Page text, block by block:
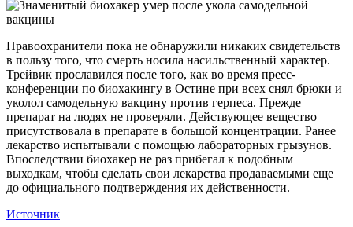
Правоохранители пока не обнаружили никаких свидетельств
в пользу того, что смерть носила насильственный характер.
Трейвик прославился после того, как во время пресс-
конференции по биохакингу в Остине при всех снял брюки и
уколол самодельную вакцину против герпеса. Прежде
препарат на людях не проверяли. Действующее вещество
присутствовала в препарате в большой концентрации. Ранее
лекарство испытывали с помощью лабораторных грызунов.
Впоследствии биохакер не раз прибегал к подобным
выходкам, чтобы сделать свои лекарства продаваемыми еще
до официального подтверждения их действенности.
Источник